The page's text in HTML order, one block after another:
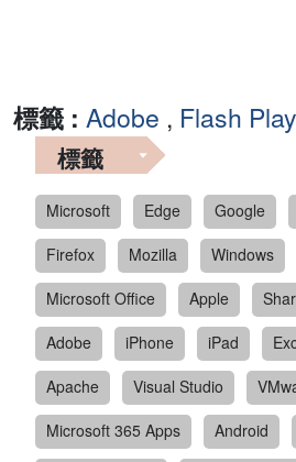
標籤 : Adobe , Flash
標籤
Microsoft Edge Google
Firefox
Mozilla Windows
Microsoft Office
Apple
Adobe
iPhone iPad
Apache
Visual Studio
Microsoft 365 Apps
Android